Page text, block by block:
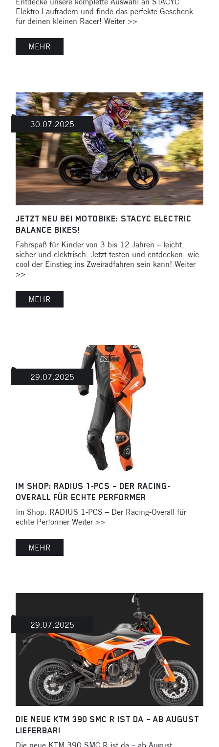
Elektro-Laufrädern und finde das perfekte Geschenk
für deinen kleinen Racer! Weiter >>
MEHR
30.07.2025
JETZT NEU BEI MOTOBIKE: STACYC ELECTRIC
BALANCE BIKES!
Fahrspaß für Kinder von 3 bis 12 Jahren – leicht,
sicher und elektrisch. Jetzt testen und entdecken, wie
cool der Einstieg ins Zweiradfahren sein kann! Weiter
>>
MEHR
29.07.2025
IM SHOP: RADIUS 1-PCS – DER RACING-
OVERALL FÜR ECHTE PERFORMER
Im Shop: RADIUS 1-PCS – Der Racing-Overall für
echte Performer Weiter >>
MEHR
29.07.2025
DIE NEUE KTM 390 SMC R IST DA – AB AUGUST
LIEFERBAR!
Die neue KTM 390 SMC R ist da – ab August